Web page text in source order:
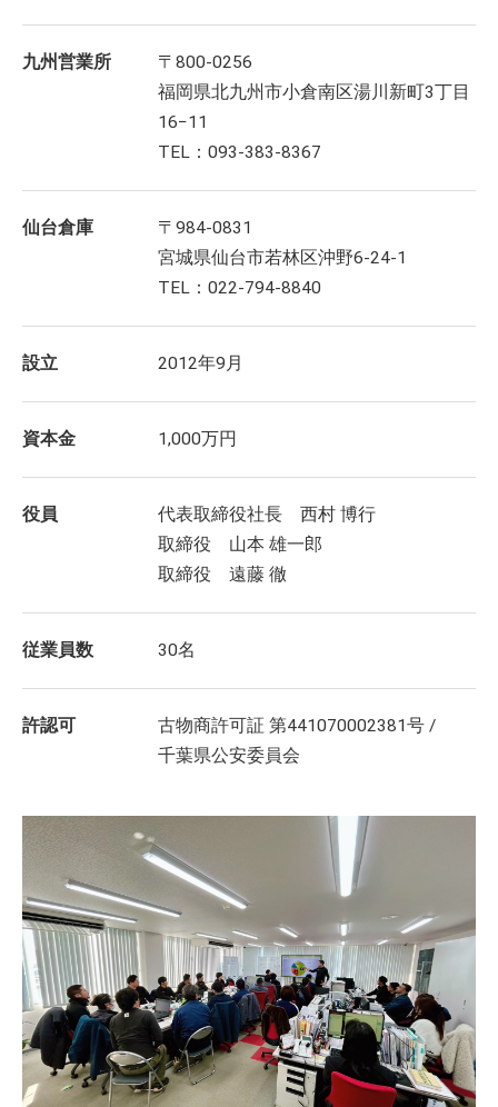
九州営業所
〒800-0256
福岡県北九州市小倉南区湯川新町3丁目
16−11
TEL：093-383-8367
仙台倉庫
〒984-0831
宮城県仙台市若林区沖野6-24-1
TEL：022-794-8840
設立 2012年9月
資本金 1,000万円
役員
代表取締役社長 西村 博行
取締役 山本 雄一郎
取締役 遠藤 徹
従業員数 30名
許認可
古物商許可証 第441070002381号 /
千葉県公安委員会